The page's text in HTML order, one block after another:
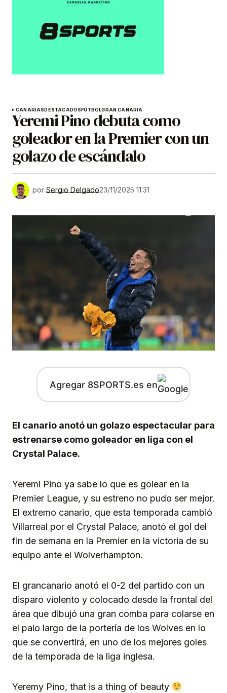
CANARIASDESTACADOSFÚTBOLGRAN CANARIA
Yeremi Pino debuta como
goleador en la Premier con un
golazo de escándalo
por Sergio Delgado23/11/2025 11:31
Agregar 8SPORTS.es en
El canario anotó un golazo espectacular para
estrenarse como goleador en liga con el
Crystal Palace.
Yeremi Pino ya sabe lo que es golear en la
Premier League, y su estreno no pudo ser mejor.
El extremo canario, que esta temporada cambió
Villarreal por el Crystal Palace, anotó el gol del
fin de semana en la Premier en la victoria de su
equipo ante el Wolverhampton.
El grancanario anotó el 0-2 del partido con un
disparo violento y colocado desde la frontal del
área que dibujó una gran comba para colarse en
el palo largo de la portería de los Wolves en lo
que se convertirá, en uno de los mejores goles
de la temporada de la liga inglesa.
Yeremy Pino, that is a thing of beauty